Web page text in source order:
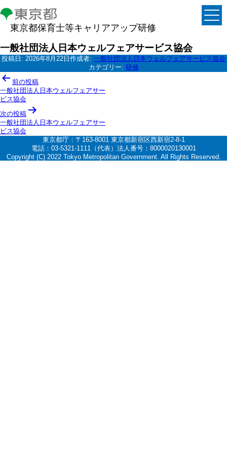
東京都保育士等キャリアアップ研修
一般社団法人日本ウェルフェアサービス協会
投稿日: 2026年8月22日 作成者: 一般社団法人日本ウェルフェアサービス協会
カテゴリー: 研修
投
稿
ナ
ビ
ゲ
シ
前の投稿
一般社団法人日本ウェルフェアサー
ビス協会
次の投稿
一般社団法人日本ウェルフェアサー
ビス協会
東京都庁：〒163-8001 東京都新宿区西新宿2-8-1
電話：03-5321-1111（代表）法人番号：8000020130001
Copyright (C) 2022 Tokyo Metropolitan Government. All Rights Reserved.